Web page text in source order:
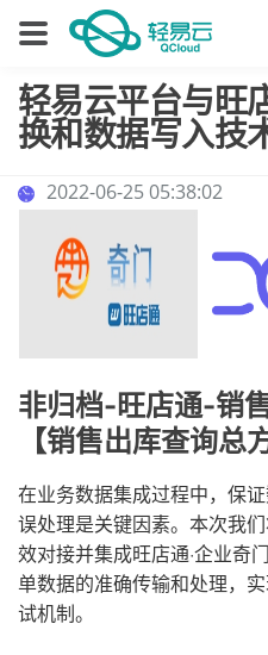
轻易云平台与旺
换和数据写入技
2022-06-25 05:38:02
非归档-旺店通-销
【销售出库查询总
在业务数据集成过程中，保
误处理是关键因素。本次我
效对接并集成旺店通·企业奇
单数据的准确传输和处理，
试机制。